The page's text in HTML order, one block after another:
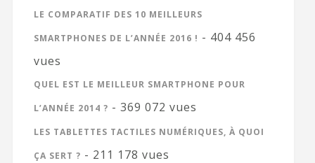
LE COMPARATIF DES 10 MEILLEURS
SMARTPHONES DE L’ANNÉE 2016 ! - 404 456
vues
QUEL EST LE MEILLEUR SMARTPHONE POUR
L’ANNÉE 2014 ? - 369 072 vues
LES TABLETTES TACTILES NUMÉRIQUES, À QUOI
ÇA SERT ? - 211 178 vues